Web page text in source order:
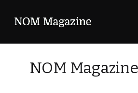
NOM